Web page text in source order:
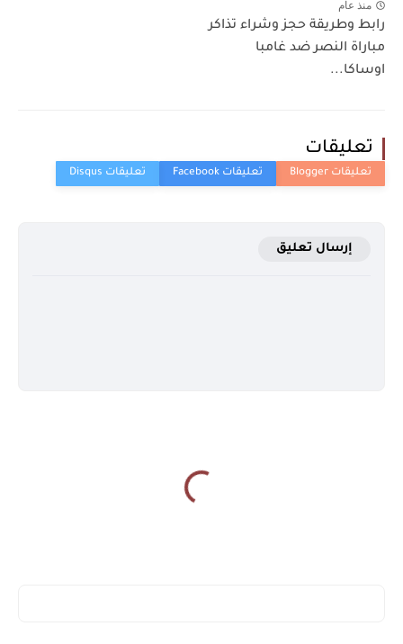
منذ عام
رابط وطريقة حجز وشراء تذاكر
مباراة النصر ضد غامبا
اوساكا...
تعليقات
إرسال تعليق